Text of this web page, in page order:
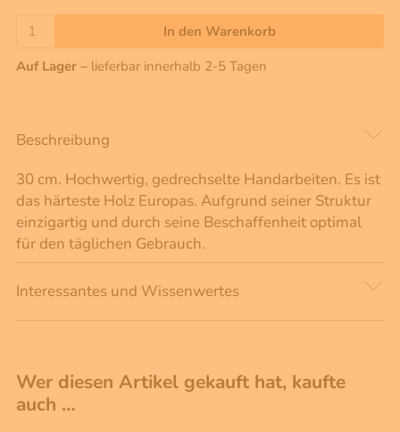
In den Warenkorb
Auf Lager – lieferbar innerhalb 2-5 Tagen
Beschreibung
30 cm. Hochwertig, gedrechselte Handarbeiten. Es ist
das härteste Holz Europas. Aufgrund seiner Struktur
einzigartig und durch seine Beschaffenheit optimal
für den täglichen Gebrauch.
Interessantes und Wissenwertes
Wer diesen Artikel gekauft hat, kaufte
auch …